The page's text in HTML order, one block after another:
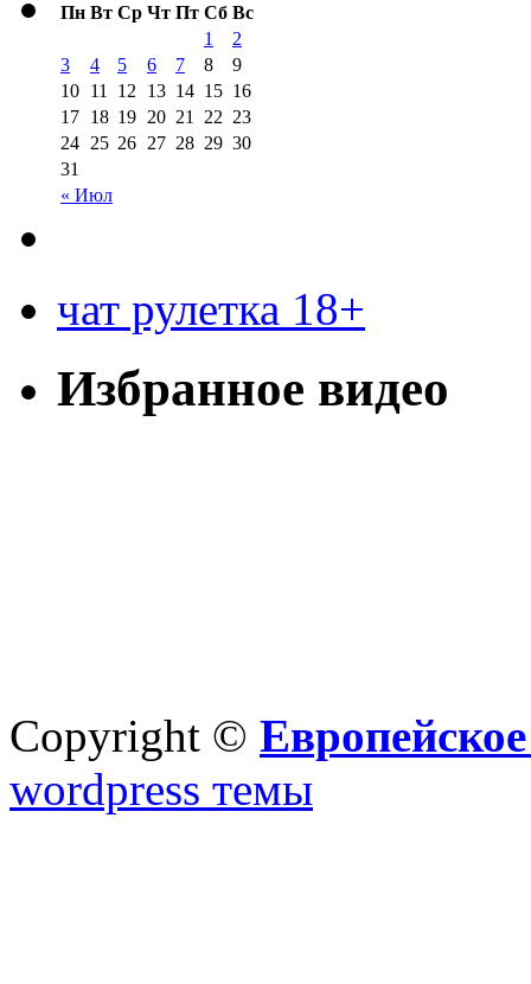
Пн Вт Ср Чт Пт Сб Вс
« Июл
1
2
3
4 5 6 7 8
9
10 11 12 13 14 15 16
17 18 19 20 21 22 23
24 25 26 27 28 29 30
31
чат рулетка 18+
Избранное видео
Copyright ©
wordpress темы